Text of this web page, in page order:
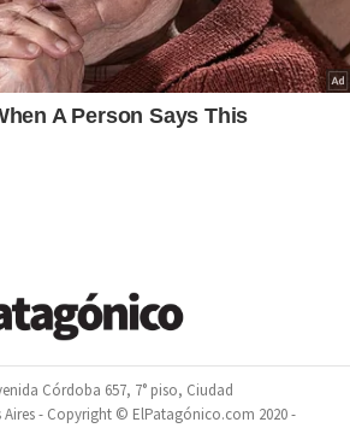
Córdoba 657, 7° piso, Ciudad
- Copyright © ElPatagónico.com 2020 -